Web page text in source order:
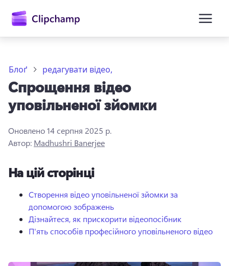
вмісту
Спробувати безкоштовно
Блоґ редагувати відео,
Спрощення відео
уповільненої зйомки
Оновлено14 серпня 2025 р.
Автор: Madhushri Banerjee
На цій сторінці
Створення відео уповільненої зйомки за
допомогою зображень
Дізнайтеся, як прискорити відеопосібник
П'ять способів професійного уповільненого відео